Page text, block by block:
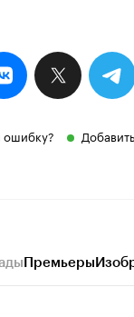
Премьеры